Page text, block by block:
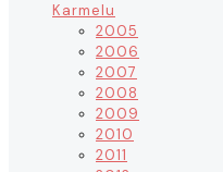
Karmelu
2005
2006
2007
2008
2009
2010
2011